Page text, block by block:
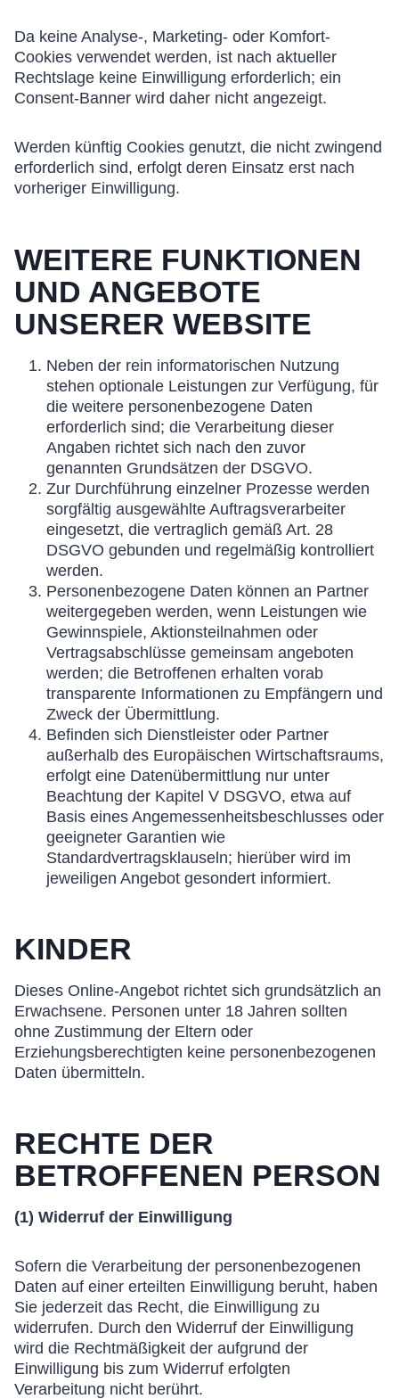
Da keine Analyse-, Marketing- oder Komfort-
Cookies verwendet werden, ist nach aktueller
Rechtslage keine Einwilligung erforderlich; ein
Consent-Banner wird daher nicht angezeigt.
Werden künftig Cookies genutzt, die nicht zwingend
erforderlich sind, erfolgt deren Einsatz erst nach
vorheriger Einwilligung.
WEITERE FUNKTIONEN
UND ANGEBOTE
UNSERER WEBSITE
Neben der rein informatorischen Nutzung
stehen optionale Leistungen zur Verfügung, für
die weitere personenbezogene Daten
erforderlich sind; die Verarbeitung dieser
Angaben richtet sich nach den zuvor
genannten Grundsätzen der DSGVO.
Zur Durchführung einzelner Prozesse werden
sorgfältig ausgewählte Auftragsverarbeiter
eingesetzt, die vertraglich gemäß Art. 28
DSGVO gebunden und regelmäßig kontrolliert
werden.
Personenbezogene Daten können an Partner
weitergegeben werden, wenn Leistungen wie
Gewinnspiele, Aktionsteilnahmen oder
Vertragsabschlüsse gemeinsam angeboten
werden; die Betroffenen erhalten vorab
transparente Informationen zu Empfängern und
Zweck der Übermittlung.
Befinden sich Dienstleister oder Partner
außerhalb des Europäischen Wirtschaftsraums,
erfolgt eine Datenübermittlung nur unter
Beachtung der Kapitel V DSGVO, etwa auf
Basis eines Angemessenheitsbeschlusses oder
geeigneter Garantien wie
Standardvertragsklauseln; hierüber wird im
jeweiligen Angebot gesondert informiert.
KINDER
Dieses Online-Angebot richtet sich grundsätzlich an
Erwachsene. Personen unter 18 Jahren sollten
ohne Zustimmung der Eltern oder
Erziehungsberechtigten keine personenbezogenen
Daten übermitteln.
RECHTE DER
BETROFFENEN PERSON
(1) Widerruf der Einwilligung
Sofern die Verarbeitung der personenbezogenen
Daten auf einer erteilten Einwilligung beruht, haben
Sie jederzeit das Recht, die Einwilligung zu
widerrufen. Durch den Widerruf der Einwilligung
wird die Rechtmäßigkeit der aufgrund der
Einwilligung bis zum Widerruf erfolgten
Verarbeitung nicht berührt.